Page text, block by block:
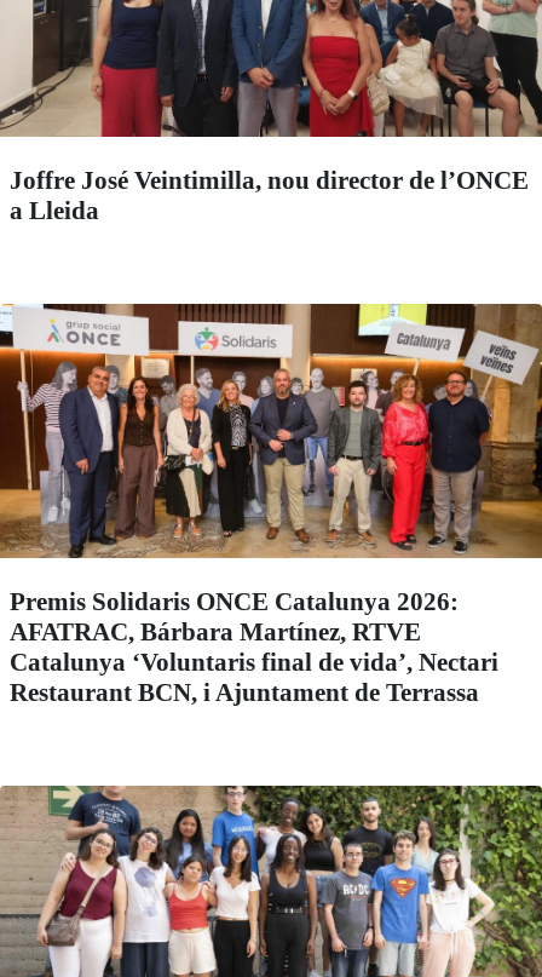
Joffre José Veintimilla, nou director de l’ONCE
a Lleida
Premis Solidaris ONCE Catalunya 2026:
AFATRAC, Bárbara Martínez, RTVE
Catalunya ‘Voluntaris final de vida’, Nectari
Restaurant BCN, i Ajuntament de Terrassa